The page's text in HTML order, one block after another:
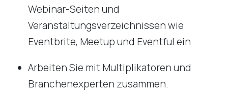
Webinar-Seiten und
Veranstaltungsverzeichnissen wie
Eventbrite, Meetup und Eventful ein.
Arbeiten Sie mit Multiplikatoren und
Branchenexperten zusammen.